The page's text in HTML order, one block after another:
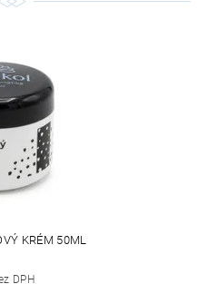
KRÉM 50ML
DPH